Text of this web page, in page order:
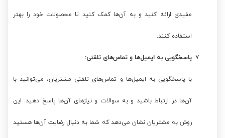
مفیدی ارائه کنید و به آن‌ها کمک کنید تا محصولات خود را بهتر
استفاده کنند.
پاسخگویی به ایمیل‌ها و تماس‌های تلفنی:
با پاسخگویی به ایمیل‌ها و تماس‌های تلفنی مشتریان، می‌توانید با
آن‌ها در ارتباط باشید و به سوالات و نیازهای آن‌ها پاسخ دهید. این
روش به مشتریان نشان می‌دهد که شما به دنبال رضایت آن‌ها هستید